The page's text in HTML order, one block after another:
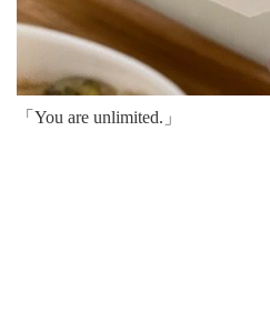
「You are unlimited.」